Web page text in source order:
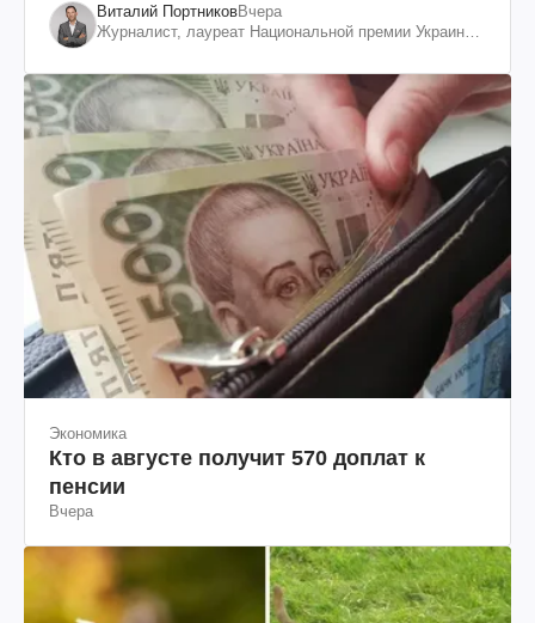
Виталий ПортниковВчера
Журналист, лауреат Национальной премии Украины
Экономика
Кто в августе получит 570 доплат к
пенсии
Вчера